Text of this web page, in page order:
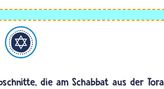
die am Schabbat aus der Tora